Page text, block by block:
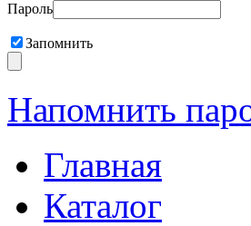
Пароль
Запомнить
Напомнить
Главная
Каталог